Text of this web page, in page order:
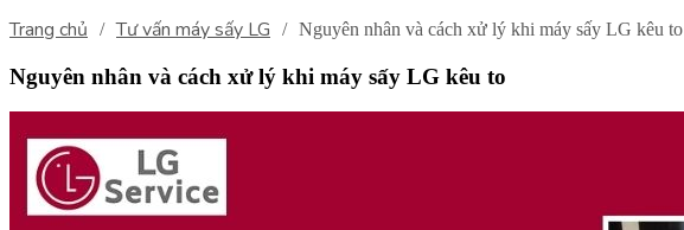
Trang chủ / Tư vấn máy sấy LG / Nguyên nhân và cách xử lý khi máy sấy LG kêu to
Nguyên nhân và cách xử lý khi máy sấy LG kêu to